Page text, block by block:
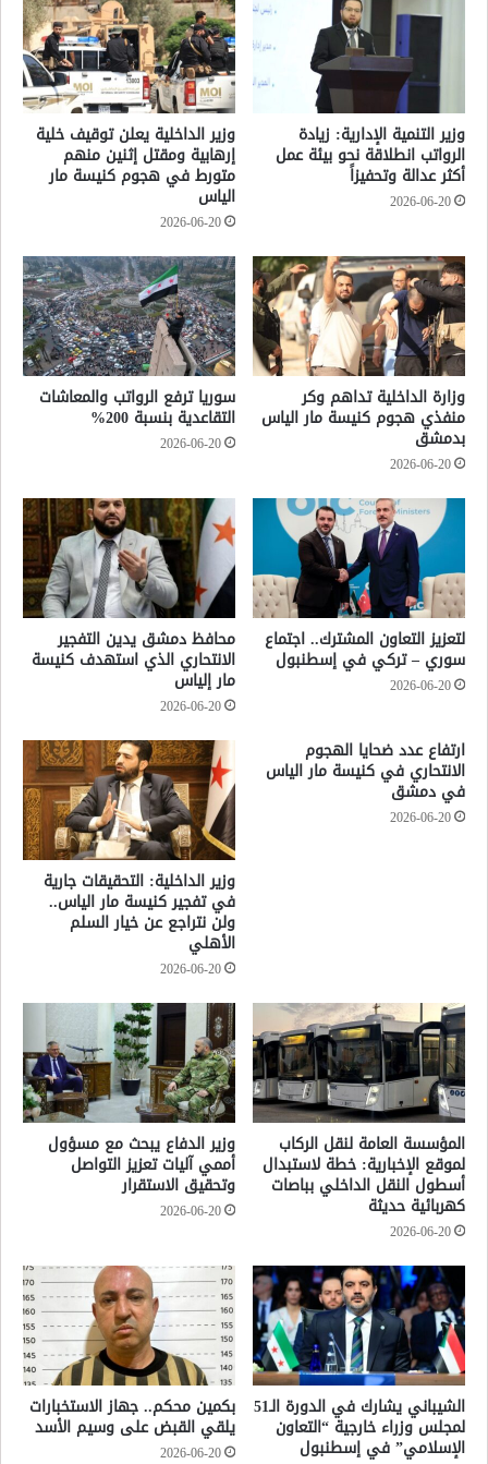
وزير التنمية الإدارية: زيادة
الرواتب انطلاقة نحو بيئة عمل
أكثر عدالة وتحفيزاً
2026-06-20
وزير الداخلية يعلن توقيف خلية
إرهابية ومقتل إثنين منهم
متورط في هجوم كنيسة مار
الياس
2026-06-20
وزارة الداخلية تداهم وكر
منفذي هجوم كنيسة مار الياس
بدمشق
2026-06-20
سوريا ترفع الرواتب والمعاشات
التقاعدية بنسبة 200%
2026-06-20
لتعزيز التعاون المشترك.. اجتماع
سوري – تركي في إسطنبول
2026-06-20
محافظ دمشق يدين التفجير
الانتحاري الذي استهدف كنيسة
مار إلياس
2026-06-20
ارتفاع عدد ضحايا الهجوم
الانتحاري في كنيسة مار الياس
في دمشق
2026-06-20
وزير الداخلية: التحقيقات جارية
في تفجير كنيسة مار الياس..
ولن نتراجع عن خيار السلم
الأهلي
2026-06-20
المؤسسة العامة لنقل الركاب
لموقع الإخبارية: خطة لاستبدال
أسطول النقل الداخلي بباصات
كهربائية حديثة
2026-06-20
وزير الدفاع يبحث مع مسؤول
أممي آليات تعزيز التواصل
وتحقيق الاستقرار
2026-06-20
الشيباني يشارك في الدورة الـ51
لمجلس وزراء خارجية “التعاون
الإسلامي” في إسطنبول
بكمين محكم.. جهاز الاستخبارات
يلقي القبض على وسيم الأسد
2026-06-20